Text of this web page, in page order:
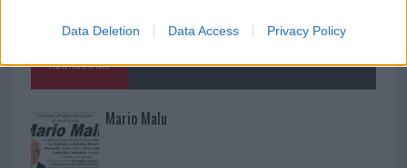
Data Deletion Data Access Privacy Policy
NECROLOGIE
Mario Malu